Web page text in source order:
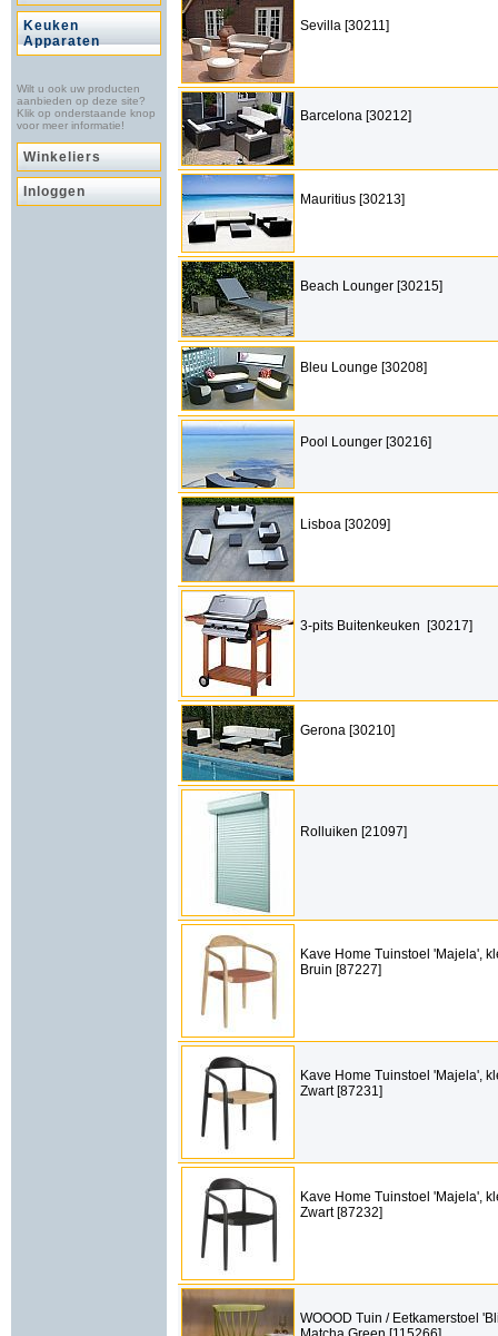
Keuken
Apparaten
Wilt u ook uw producten
aanbieden op deze site?
Klik op onderstaande knop
voor meer informatie!
Winkeliers
Inloggen
Sevilla [30211]
Barcelona [30212]
Mauritius [30213]
Beach Lounger [30215]
Bleu Lounge [30208]
Pool Lounger [30216]
Lisboa [30209]
3-pits Buitenkeuken [30217]
Gerona [30210]
Rolluiken [21097]
Kave Home Tuinstoel 'Majela',
Bruin [87227]
Kave Home Tuinstoel 'Majela',
Zwart [87231]
Kave Home Tuinstoel 'Majela',
Zwart [87232]
WOOOD Tuin / Eetkamerstoel